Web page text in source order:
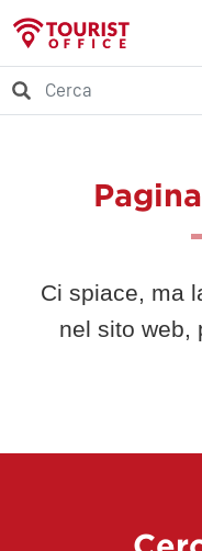
Ci spiace, ma
nel sito web,